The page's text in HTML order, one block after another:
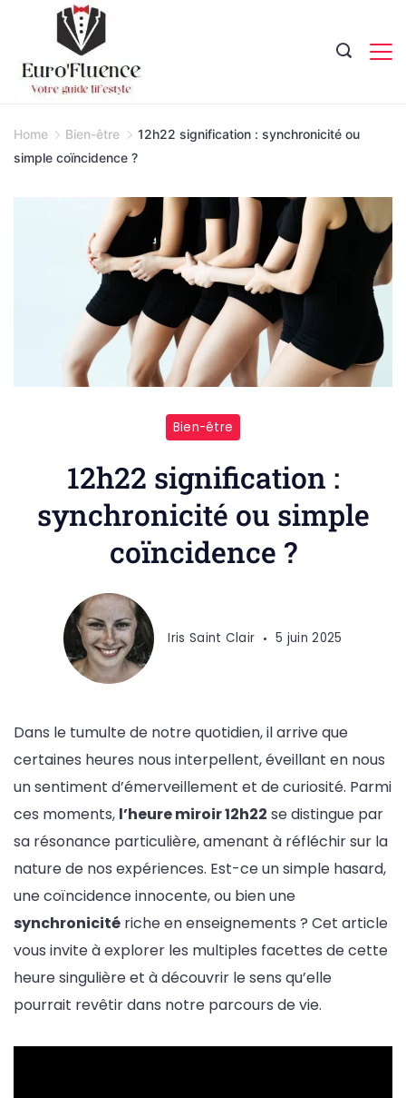
content
Home Bien-être
12h22 signification : synchronicité ou
simple coïncidence ?
Bien-être
12h22 signification :
synchronicité ou simple
coïncidence ?
Iris Saint Clair 5 juin 2025
Dans le tumulte de notre quotidien, il arrive que
certaines heures nous interpellent, éveillant en nous
un sentiment d’émerveillement et de curiosité. Parmi
ces moments, l’heure miroir 12h22 se distingue par
sa résonance particulière, amenant à réfléchir sur la
nature de nos expériences. Est-ce un simple hasard,
une coïncidence innocente, ou bien une
synchronicité riche en enseignements ? Cet article
vous invite à explorer les multiples facettes de cette
heure singulière et à découvrir le sens qu’elle
pourrait revêtir dans notre parcours de vie.